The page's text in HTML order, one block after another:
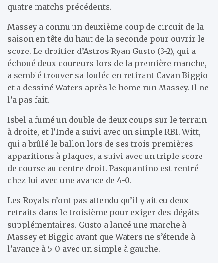
quatre matchs précédents.
Massey a connu un deuxième coup de circuit de la
saison en tête du haut de la seconde pour ouvrir le
score. Le droitier d’Astros Ryan Gusto (3-2), qui a
échoué deux coureurs lors de la première manche,
a semblé trouver sa foulée en retirant Cavan Biggio
et a dessiné Waters après le home run Massey. Il ne
l’a pas fait.
Isbel a fumé un double de deux coups sur le terrain
à droite, et l’Inde a suivi avec un simple RBI. Witt,
qui a brûlé le ballon lors de ses trois premières
apparitions à plaques, a suivi avec un triple score
de course au centre droit. Pasquantino est rentré
chez lui avec une avance de 4-0.
Les Royals n’ont pas attendu qu’il y ait eu deux
retraits dans le troisième pour exiger des dégâts
supplémentaires. Gusto a lancé une marche à
Massey et Biggio avant que Waters ne s’étende à
l’avance à 5-0 avec un simple à gauche.